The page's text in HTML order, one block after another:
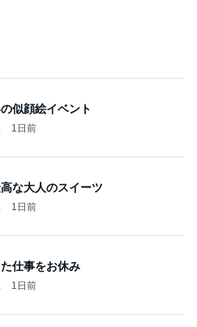
似顔絵イベント
1日前
な大人のスイーツ
1日前
仕事をお休み
1日前